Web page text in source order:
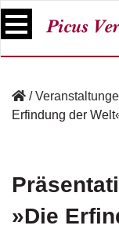
S
k
ü
h
V
r
/
Erfindung der
»Die